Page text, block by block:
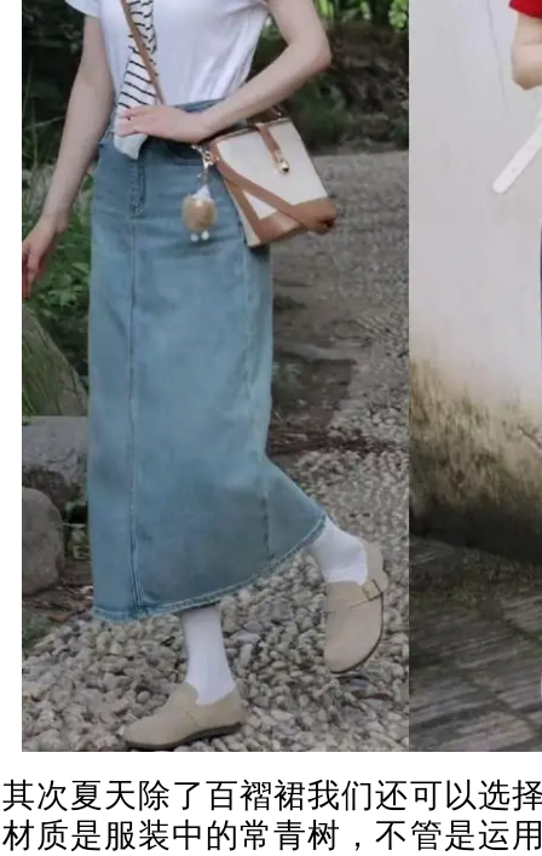
其次夏天除了百褶裙我们还可以选
材质是服装中的常青树，不管是运